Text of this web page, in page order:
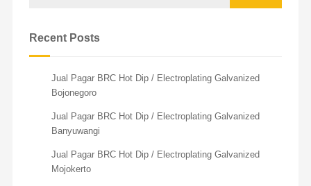
Recent Posts
Jual Pagar BRC Hot Dip / Electroplating Galvanized
Bojonegoro
Jual Pagar BRC Hot Dip / Electroplating Galvanized
Banyuwangi
Jual Pagar BRC Hot Dip / Electroplating Galvanized
Mojokerto